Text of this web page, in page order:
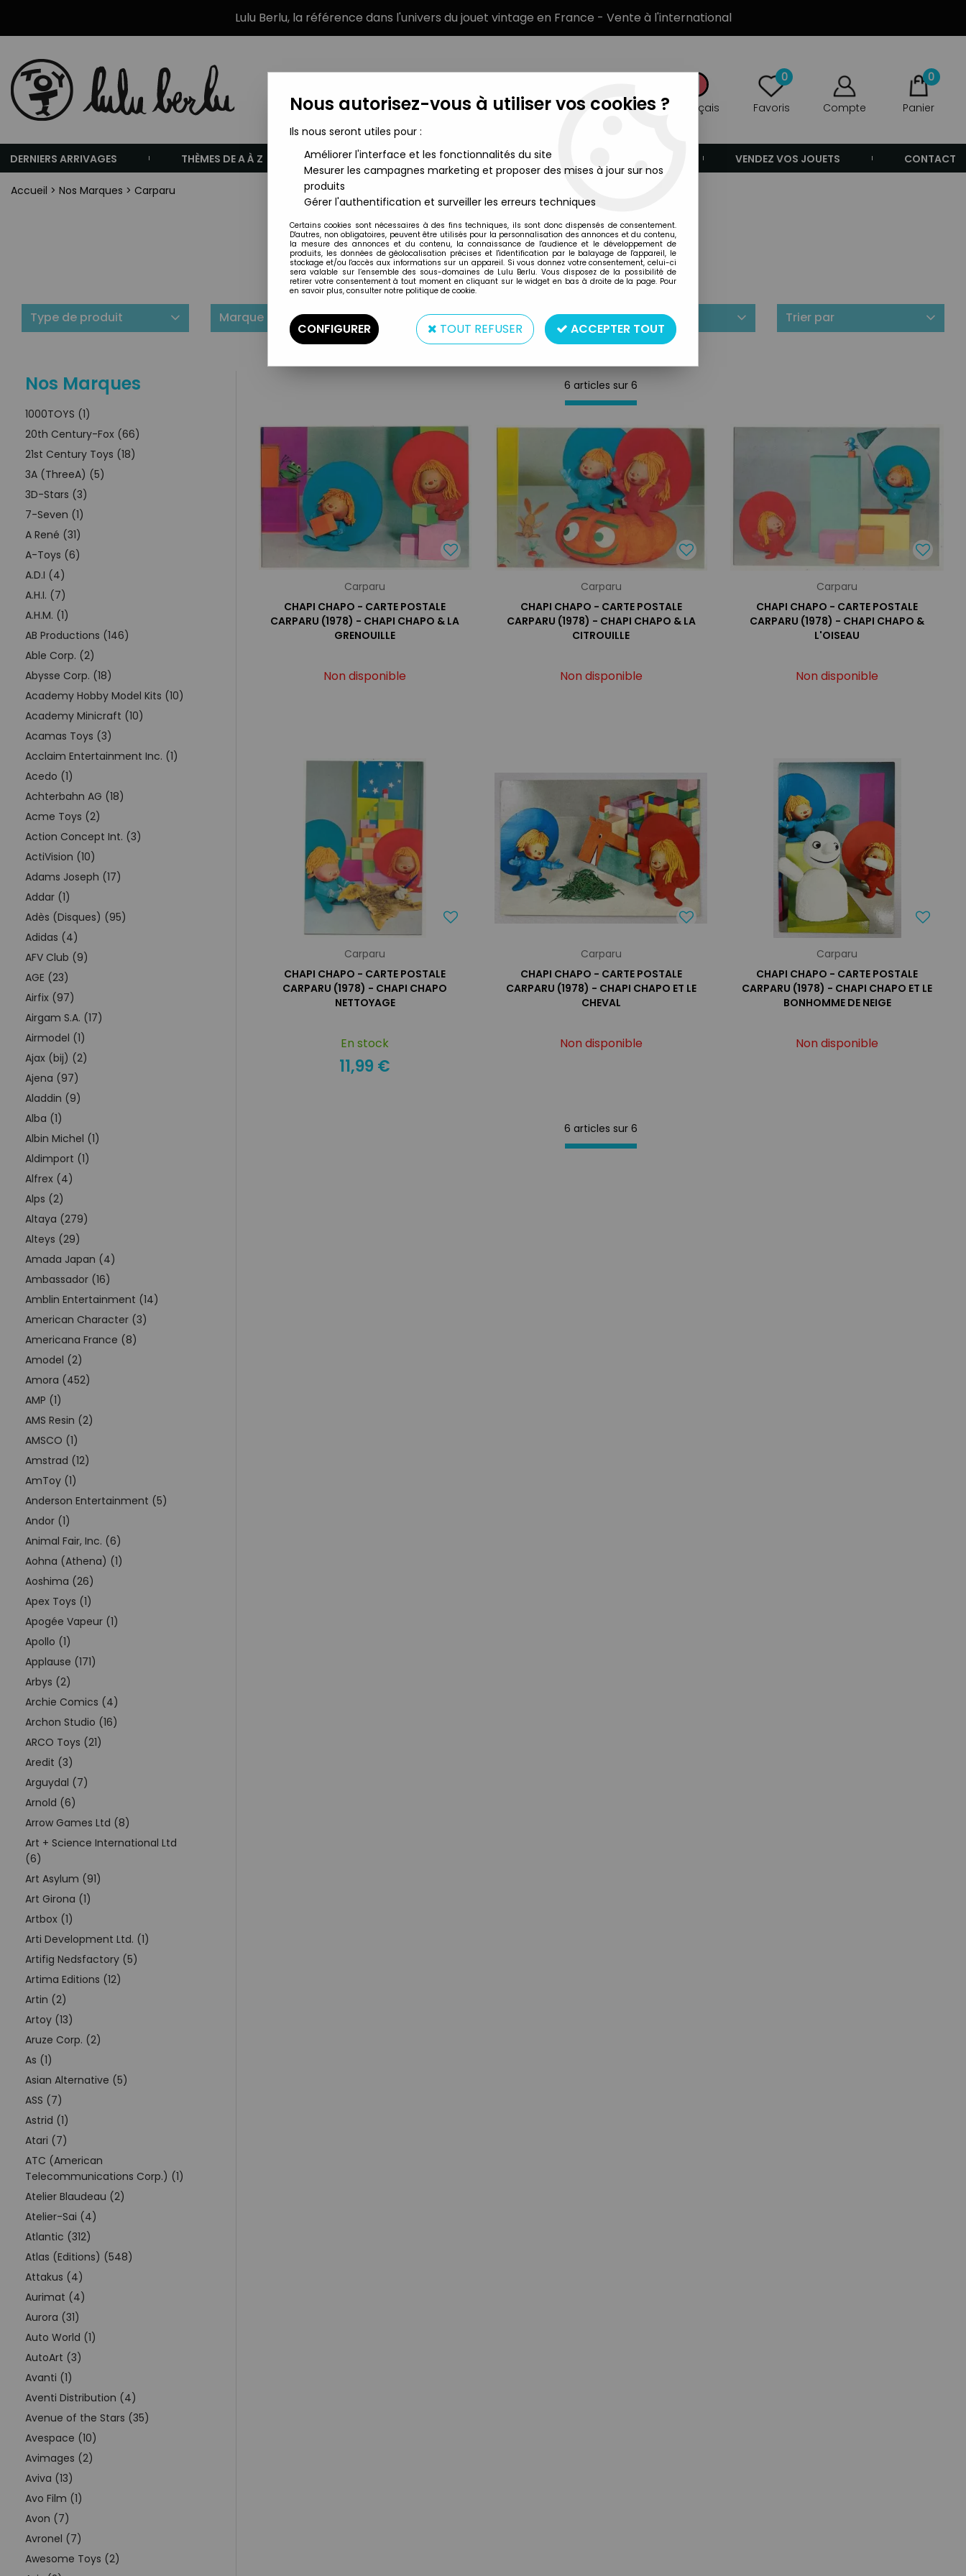
Lulu Berlu, la référence dans l'univers du jouet vintage en France - Vente à l'international
Français
0
Favoris Compte
0
Panier
DERNIERS ARRIVAGES THÈMES DE A À Z MARQUES TYPE DE PRODUIT VENDEZ VOS JOUETS CONTACT
Accueil > Nos Marques > Carparu
Carparu
Type de produit Marque Prix Disponibilité Trier par
Nos Marques
1000TOYS (1)
20th Century-Fox (66)
21st Century Toys (18)
3A (ThreeA) (5)
3D-Stars (3)
7-Seven (1)
A René (31)
A-Toys (6)
A.D.I (4)
A.H.I. (7)
A.H.M. (1)
AB Productions (146)
Able Corp. (2)
Abysse Corp. (18)
Academy Hobby Model Kits (10)
Academy Minicraft (10)
Acamas Toys (3)
Acclaim Entertainment Inc. (1)
Acedo (1)
Achterbahn AG (18)
Acme Toys (2)
Action Concept Int. (3)
ActiVision (10)
Adams Joseph (17)
Addar (1)
Adès (Disques) (95)
Adidas (4)
AFV Club (9)
AGE (23)
Airfix (97)
Airgam S.A. (17)
Airmodel (1)
Ajax (bij) (2)
Ajena (97)
Aladdin (9)
Alba (1)
Albin Michel (1)
Aldimport (1)
Alfrex (4)
Alps (2)
Altaya (279)
Alteys (29)
Amada Japan (4)
Ambassador (16)
Amblin Entertainment (14)
American Character (3)
Americana France (8)
Amodel (2)
Amora (452)
AMP (1)
AMS Resin (2)
AMSCO (1)
Amstrad (12)
AmToy (1)
Anderson Entertainment (5)
Andor (1)
Animal Fair, Inc. (6)
Aohna (Athena) (1)
Aoshima (26)
Apex Toys (1)
Apogée Vapeur (1)
Apollo (1)
Applause (171)
Arbys (2)
Archie Comics (4)
Archon Studio (16)
ARCO Toys (21)
Aredit (3)
Arguydal (7)
Arnold (6)
Arrow Games Ltd (8)
Art + Science International Ltd
(6)
Art Asylum (91)
Art Girona (1)
Artbox (1)
Arti Development Ltd. (1)
Artifig Nedsfactory (5)
Artima Editions (12)
Artin (2)
Artoy (13)
Aruze Corp. (2)
As (1)
Asian Alternative (5)
ASS (7)
Astrid (1)
Atari (7)
ATC (American
Telecommunications Corp.) (1)
Atelier Blaudeau (2)
Atelier-Sai (4)
Atlantic (312)
Atlas (Editions) (548)
Attakus (4)
Aurimat (4)
Aurora (31)
Auto World (1)
AutoArt (3)
Avanti (1)
Aventi Distribution (4)
Avenue of the Stars (35)
Avespace (10)
Avimages (2)
Aviva (13)
Avo Film (1)
Avon (7)
Avronel (7)
Awesome Toys (2)
6 articles sur 6
Carparu
CHAPI CHAPO - CARTE POSTALE
CARPARU (1978) - CHAPI CHAPO & LA
GRENOUILLE
Non disponible
Carparu
CHAPI CHAPO - CARTE POSTALE
CARPARU (1978) - CHAPI CHAPO & LA
CITROUILLE
Non disponible
Carparu
CHAPI CHAPO - CARTE POSTALE
CARPARU (1978) - CHAPI CHAPO &
L'OISEAU
Non disponible
Carparu
CHAPI CHAPO - CARTE POSTALE
CARPARU (1978) - CHAPI CHAPO
NETTOYAGE
En stock
11,99 €
Carparu
CHAPI CHAPO - CARTE POSTALE
CARPARU (1978) - CHAPI CHAPO ET LE
CHEVAL
Non disponible
Carparu
CHAPI CHAPO - CARTE POSTALE
CARPARU (1978) - CHAPI CHAPO ET LE
BONHOMME DE NEIGE
Non disponible
6 articles sur 6
Nous autorisez-vous à utiliser vos cookies ?
Ils nous seront utiles pour :
Améliorer l'interface et les fonctionnalités du site
Mesurer les campagnes marketing et proposer des mises à jour sur nos
produits
Gérer l'authentification et surveiller les erreurs techniques
Certains cookies sont nécessaires à des fins techniques, ils sont donc dispensés de consentement.
D'autres, non obligatoires, peuvent être utilisés pour la personnalisation des annonces et du contenu,
la mesure des annonces et du contenu, la connaissance de l'audience et le développement de
produits, les données de géolocalisation précises et l'identification par le balayage de l'appareil, le
stockage et/ou l'accès aux informations sur un appareil. Si vous donnez votre consentement, celui-ci
sera valable sur l’ensemble des sous-domaines de Lulu Berlu. Vous disposez de la possibilité de
retirer votre consentement à tout moment en cliquant sur le widget en bas à droite de la page. Pour
en savoir plus, consulter notre politique de cookie.
CONFIGURER TOUT REFUSER ACCEPTER TOUT